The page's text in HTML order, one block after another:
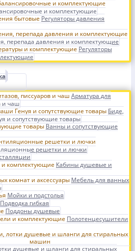
и комплектующие
Регуляторы давления
перепада давления и комплектующие
Регуляторы
Арматура для
и чаш
Биде,
и сопутствующие товары
Ванны и сопутствующие
решетки и лючки
Кабины душевые и
Мебель для ванных
Мойки и подстолья
Подводка гибкая
Поддоны душевые
Полотенцесушители
душевые и шланги для стиральных